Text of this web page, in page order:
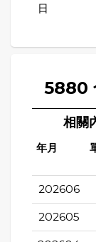
日
5880
相關
年月
202606
202605